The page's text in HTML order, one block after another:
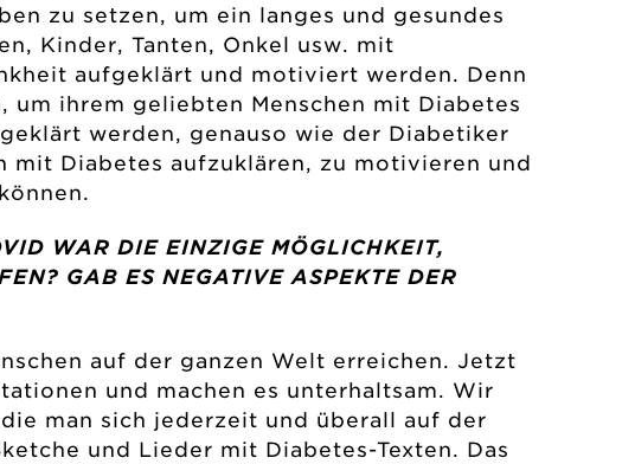
zu setzen, um ein langes und gesundes
Kinder, Tanten, Onkel usw. mit
aufgeklärt und motiviert werden. Denn
um ihrem geliebten Menschen mit Diabetes
werden, genauso wie der Diabetiker
mit Diabetes aufzuklären, zu motivieren und
WAR DIE EINZIGE MÖGLICHKEIT,
GAB ES NEGATIVE ASPEKTE DER
auf der ganzen Welt erreichen. Jetzt
und machen es unterhaltsam. Wir
man sich jederzeit und überall auf der
und Lieder mit Diabetes-Texten. Das